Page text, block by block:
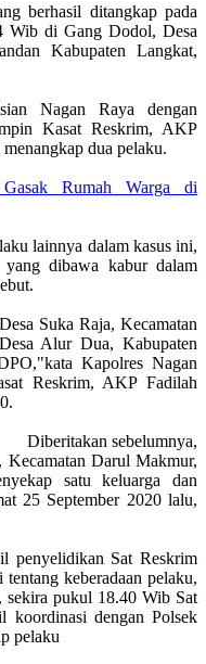
berhasil ditangkap pada
Wib di Gang Dodol, Desa
Kabupaten Langkat,
Nagan Raya dengan
Kasat Reskrim, AKP
dua pelaku.
Rumah Warga di
lainnya dalam kasus ini,
dibawa kabur dalam
Suka Raja, Kecamatan
Alur Dua, Kabupaten
Kapolres Nagan
Reskrim, AKP Fadilah
Kecamatan Darul Makmur,
satu keluarga dan
25 September 2020 lalu,
penyelidikan Sat Reskrim
keberadaan pelaku,
pukul 18.40 Wib Sat
koordinasi dengan Polsek
pelaku